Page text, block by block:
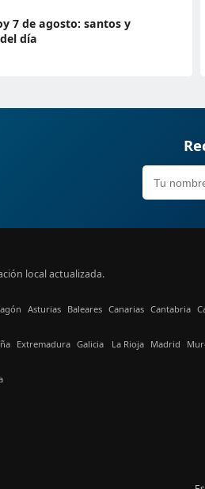
7 de agosto: santos y
día
local actualizada.
Asturias Baleares Canarias Cantabria
Extremadura Galicia La Rioja Madrid